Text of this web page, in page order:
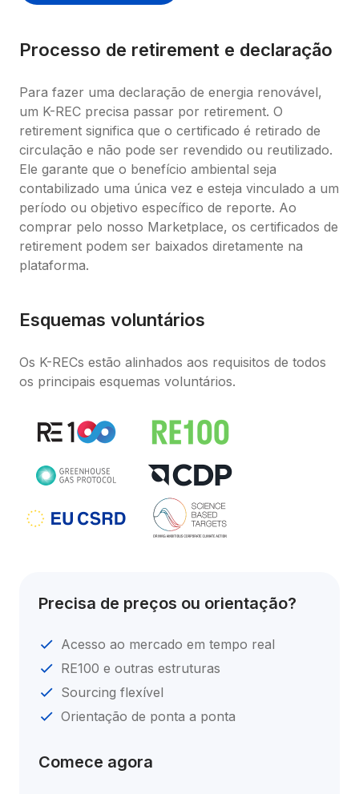
Processo de retirement e declaração
Para fazer uma declaração de energia renovável,
um K-REC precisa passar por retirement. O
retirement significa que o certificado é retirado de
circulação e não pode ser revendido ou reutilizado.
Ele garante que o benefício ambiental seja
contabilizado uma única vez e esteja vinculado a um
período ou objetivo específico de reporte. Ao
comprar pelo nosso Marketplace, os certificados de
retirement podem ser baixados diretamente na
plataforma.
Esquemas voluntários
Os K-RECs estão alinhados aos requisitos de todos
os principais esquemas voluntários.
Precisa de preços ou orientação?
Acesso ao mercado em tempo real
RE100 e outras estruturas
Sourcing flexível
Orientação de ponta a ponta
Comece agora